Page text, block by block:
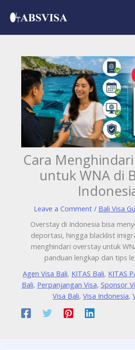
Cara
untuk WNA di
Leave a Comment / Bali Visa
Overstay di Indonesia bisa
deportasi, hingga blacklist
menghindari overstay untuk
panduan lengkap dan tips
Agen Visa Bali, KITAS Bali, KITAS
Bali, Perpanjangan Visa, Sponsor
Visa Bali, Visa Indonesia,